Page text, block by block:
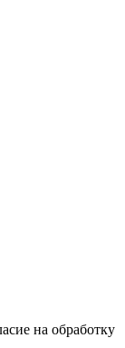
на обработку